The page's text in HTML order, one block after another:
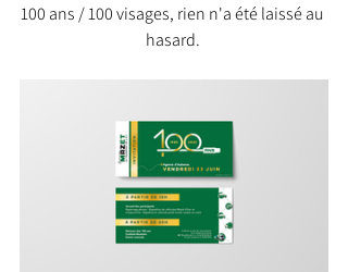
100 ans / 100 visages, rien n'a été laissé au
hasard.